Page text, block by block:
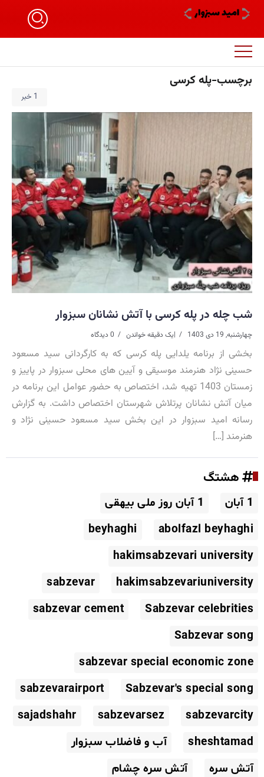
برچسب-پله کرسی
1 خبر
شب چله در پله کرسی با آتش نشانان سبزوار
چهارشنبه, 19 دی 1403 |یک دقیقه خواندن 0 دیدگاه
بخشی از برنامه یلدایی پله کرسی که به کارگردانی سید مسعود
حسینی نژاد هنرمند موسیقی و آیین های محلی سبزوار در پاییز و
زمستان 1403 تهیه شد، اختصاص به حضور عوامل این برنامه در
میان آتش نشانان پرتلاش شهرستان اختصاص داشت. به گزارش
رسانه امید سبزوار در این بخش سید مسعود حسینی نژاد و
هنرمند […]
هشتگ
1 آبان
1 آبان روز ملی بیهقی
abolfazl beyhaghi
beyhaghi
hakimsabzevari university
hakimsabzevariuniversity
sabzevar
Sabzevar celebrities
sabzevar cement
Sabzevar song
sabzevar special economic zone
Sabzevar's special song
sabzevarairport
sabzevarcity
sabzevarsez
sajadshahr
sheshtamad
آب و فاضلاب سبزوار
آتش سره
آتش سره چشام